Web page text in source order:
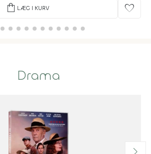
shopping_bag LÆG I KURV favorite
Drama